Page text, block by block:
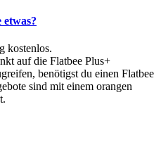
etwas?
kostenlos.
auf die Flatbee Plus+
benötigst du einen Flatbee
sind mit einem orangen